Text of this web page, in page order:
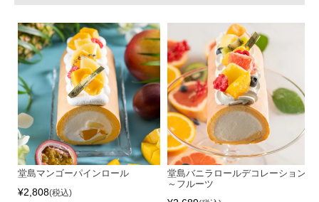
堂島マンゴーパインロール
¥2,808 税込
堂島バニラロールデコレーション
～フルーツ